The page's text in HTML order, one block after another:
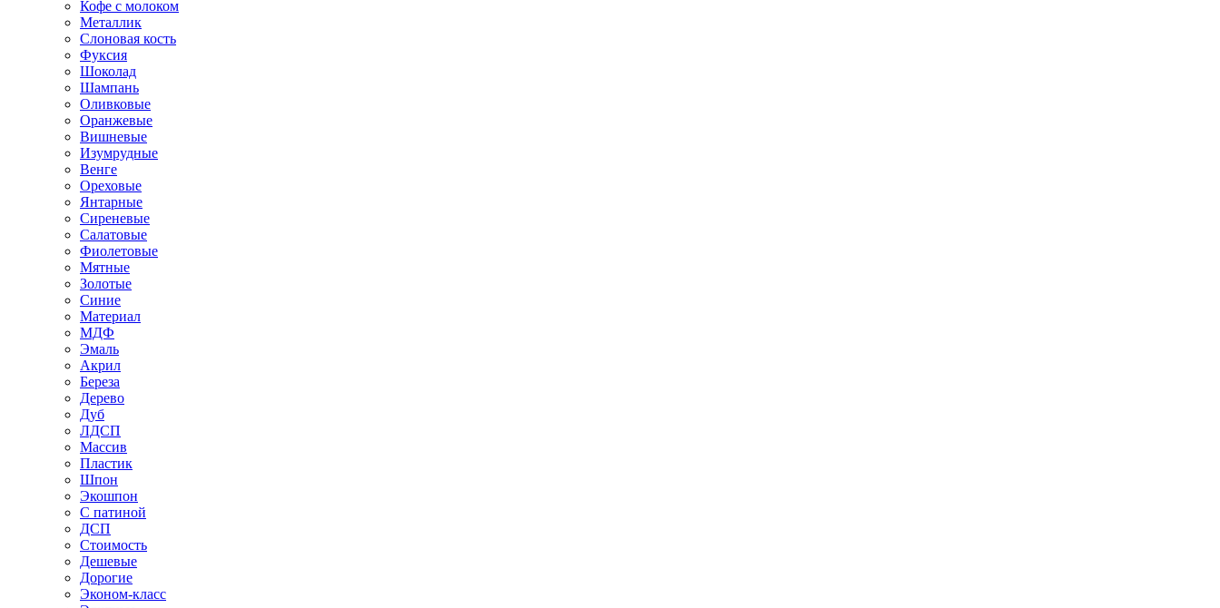
Кофе с молоком
Металлик
Слоновая кость
Фуксия
Шоколад
Шампань
Оливковые
Оранжевые
Вишневые
Изумрудные
Венге
Ореховые
Янтарные
Сиреневые
Салатовые
Фиолетовые
Мятные
Золотые
Синие
Материал
МДФ
Эмаль
Акрил
Береза
Дерево
Дуб
ЛДСП
Массив
Пластик
Шпон
Экошпон
С патиной
ДСП
Стоимость
Дешевые
Дорогие
Эконом-класс